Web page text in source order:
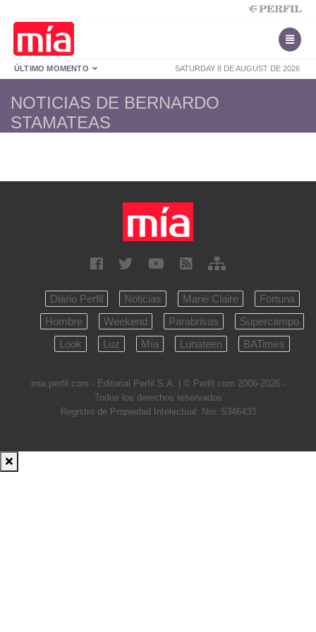
SATURDAY 8 DE AUGUST DE 2026
ÚLTIMO MOMENTO
NOTICIAS DE BERNARDO
STAMATEAS
Diario Perfil Noticias Marie Claire
Fortuna
Hombre
Weekend Parabrisas
Supercampo
Look
Luz Mía Lunateen BATimes
mia.perfil.com - Editorial Perfil S.A. | © Perfil.com 2006-2026 -
Todos los derechos reservados
Registro de Propiedad Intelectual: Nro. 5346433